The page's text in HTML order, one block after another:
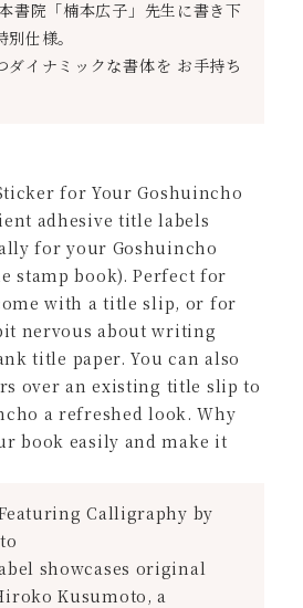
書院「楠本広子」先生に書き下
仕様。
ダイナミックな書体を お手持ち
for Your Goshuincho
adhesive title labels
for your Goshuincho
stamp book). Perfect for
with a title slip, or for
nervous about writing
title paper. You can also
over an existing title slip to
a refreshed look. Why
book easily and make it
Calligraphy by
showcases original
Kusumoto, a